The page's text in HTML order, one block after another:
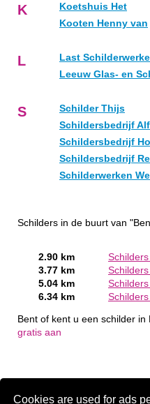
Cookies are used for ads
K
Koetshuis Het
Kooten Henny van
L
Last
Leeuw Glas- en
S
Schilder Thijs
Schildersbedrijf
Schildersbedrijf
Schildersbedrijf
Schilderwerken
Schilders in de buurt van
2.90 km
3.77 km
5.04 km
6.34 km
Bent of kent u een schilder in
gratis aan
Schilder Offerte Aanvragen